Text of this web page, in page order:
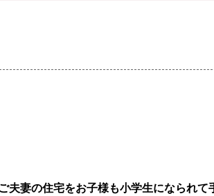
妻の住宅をお子様も小学生になられ